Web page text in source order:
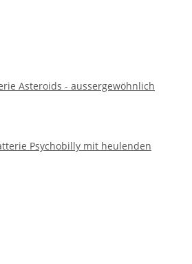
Asteroids - aussergewöhnlich